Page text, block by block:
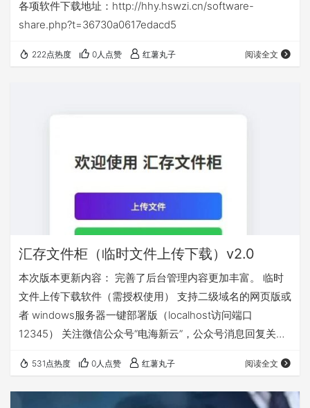
各项软件下载地址：http://hhy.hswzi.cn/software-
share.php?t=36730a0617edacd5
222点热度 0人点赞 红薯丸子 阅读全文
汇存文件柜（临时文件上传下载）v2.0
本次版本更新内容： 完善了后台管理内容更加丰富。 临时
文件上传下载软件（需授权使用） 支持二级域名的网页版或
者 windows服务器一键部署版（localhost访问端口
12345） 关注微信公众号“电海新云”，公众号消息回复关键
531点热度 0人点赞 红薯丸子 阅读全文